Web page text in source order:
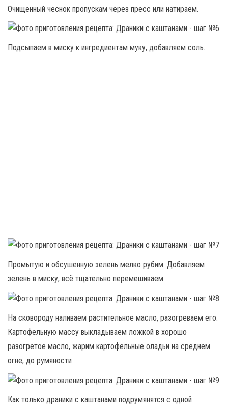
Очищенный чеснок пропускам через пресс или натираем.
Подсыпаем в миску к ингредиентам муку, добавляем соль.
Промытую и обсушенную зелень мелко рубим. Добавляем
зелень в миску, всё тщательно перемешиваем.
На сковороду наливаем растительное масло, разогреваем его.
Картофельную массу выкладываем ложкой в хорошо
разогретое масло, жарим картофельные оладьи на среднем
огне, до румяности
Как только драники с каштанами подрумянятся с одной